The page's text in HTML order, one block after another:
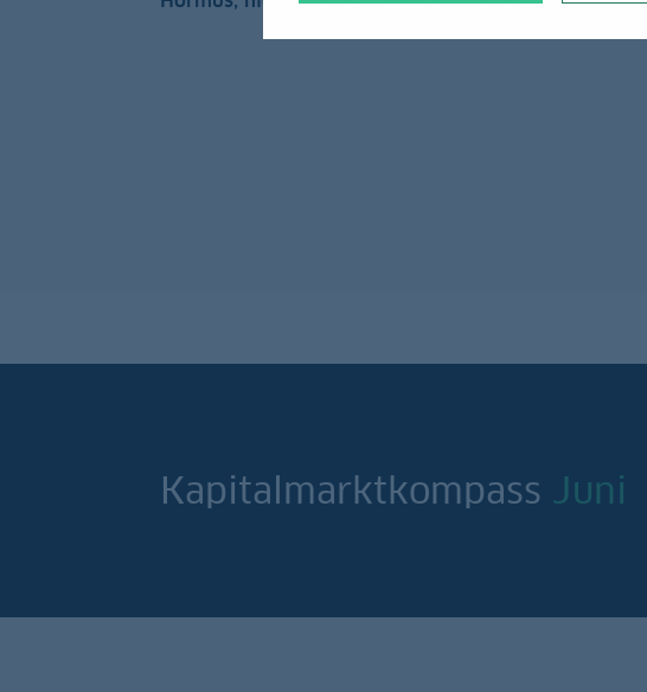
Kapitalmarktkompass Juni